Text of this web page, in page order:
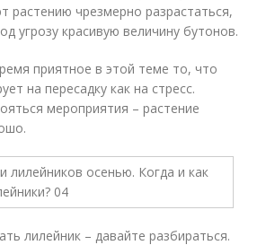
растению чрезмерно разрастаться,
угрозу красивую величину бутонов.
приятное в этой теме то, что
на пересадку как на стресс.
мероприятия – растение
лилейник – давайте разбираться.